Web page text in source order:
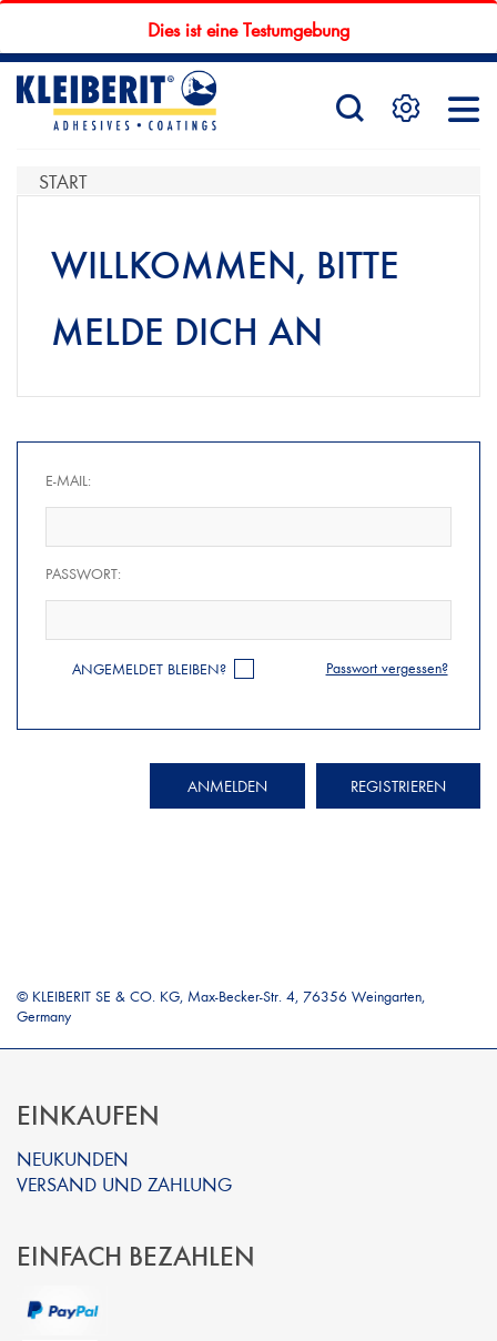
Dies ist eine Testumgebung
STARTSEITE
SERVICE
KONTAKTFORMULAR
HÄNDLERSUCHE
START
WILLKOMMEN, BITTE
MELDE DICH AN
E-MAIL:
PASSWORT:
ANGEMELDET BLEIBEN? Passwort vergessen?
ANMELDEN REGISTRIEREN
© KLEIBERIT SE & CO. KG, Max-Becker-Str. 4, 76356 Weingarten,
Germany
EINKAUFEN
NEUKUNDEN
VERSAND UND ZAHLUNG
EINFACH BEZAHLEN